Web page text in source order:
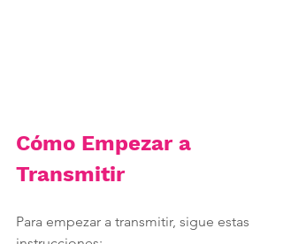
Cómo Empezar a
Transmitir
Para empezar a transmitir, sigue estas